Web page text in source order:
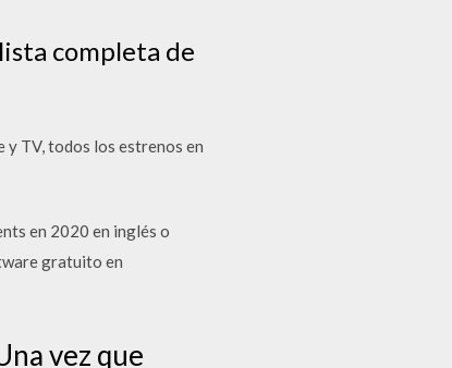
completa de
TV, todos los estrenos en
en 2020 en inglés o
gratuito en
vez que